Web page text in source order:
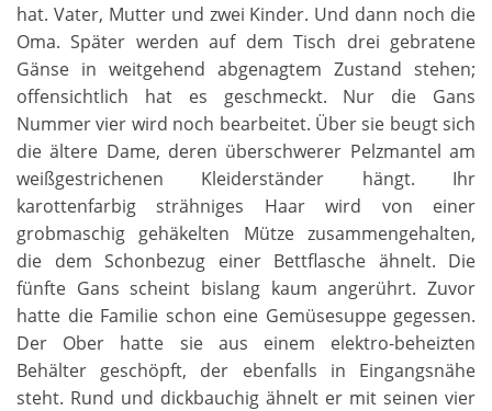
hat. Vater, Mutter und zwei Kinder. Und dann noch die
Oma. Später werden auf dem Tisch drei gebratene
Gänse in weitgehend abgenagtem Zustand stehen;
offensichtlich hat es geschmeckt. Nur die Gans
Nummer vier wird noch bearbeitet. Über sie beugt sich
die ältere Dame, deren überschwerer Pelzmantel am
weißgestrichenen Kleiderständer hängt. Ihr
karottenfarbig strähniges Haar wird von einer
grobmaschig gehäkelten Mütze zusammengehalten,
die dem Schonbezug einer Bettflasche ähnelt. Die
fünfte Gans scheint bislang kaum angerührt. Zuvor
hatte die Familie schon eine Gemüsesuppe gegessen.
Der Ober hatte sie aus einem elektro-beheizten
Behälter geschöpft, der ebenfalls in Eingangsnähe
steht. Rund und dickbauchig ähnelt er mit seinen vier